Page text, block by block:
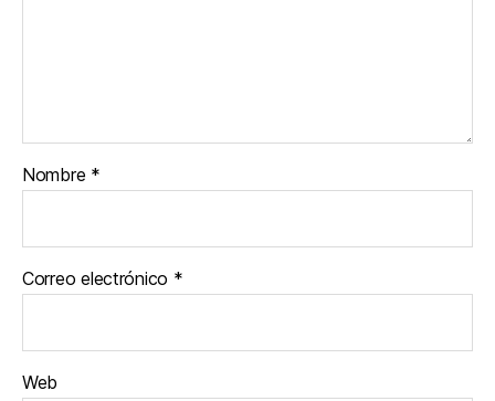
Nombre *
Correo electrónico *
Web